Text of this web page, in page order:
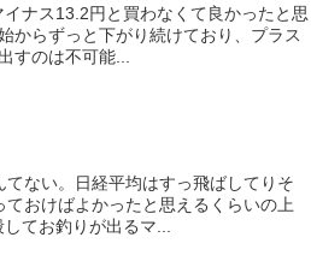
ナス13.2円と買わなくて良かったと思
からずっと下がり続けており、プラス
すのは不可能...
ない。日経平均はすっ飛ばしてりそ
おけばよかったと思えるくらいの上
てお釣りが出るマ...